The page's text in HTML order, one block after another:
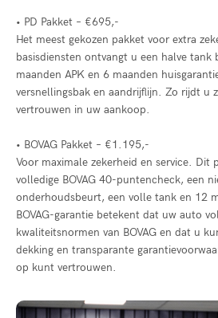
• PD Pakket – €695,-
Het meest gekozen pakket voor extra
basisdiensten ontvangt u een halve
maanden APK en 6 maanden
versnellingsbak en aandrijflijn. Zo rijdt u
vertrouwen in uw aankoop.
• BOVAG Pakket – €1.195,-
Voor maximale zekerheid en service. Dit
volledige BOVAG 40-puntencheck, een
onderhoudsbeurt, een volle tank en 12
BOVAG-garantie betekent dat uw auto
kwaliteitsnormen van BOVAG en dat u
dekking en transparante
op kunt vertrouwen.